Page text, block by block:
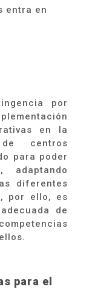
entra en
por
en la
centros
para poder
diferentes
por ello, es
de
para el